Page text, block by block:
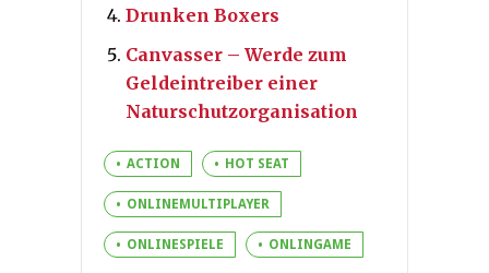
Drunken Boxers
Canvasser – Werde zum
Geldeintreiber einer
Naturschutzorganisation
ACTION HOT SEAT
ONLINEMULTIPLAYER
ONLINESPIELE ONLINGAME